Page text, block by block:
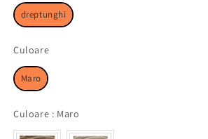
dreptunghi
CuloareCuloare
Maro
Culoare : Maro